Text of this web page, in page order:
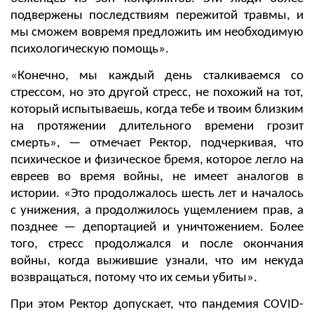
подвержены последствиям пережитой травмы, и
мы сможем вовремя предложить им необходимую
психологическую помощь».
«Конечно, мы каждый день сталкиваемся со
стрессом, но это другой стресс, не похожий на тот,
который испытываешь, когда тебе и твоим близким
на протяжении длительного времени грозит
смерть», — отмечает Ректор, подчеркивая, что
психическое и физическое бремя, которое легло на
евреев во время войны, не имеет аналогов в
истории. «Это продолжалось шесть лет и началось
с унижения, а продолжилось ущемлением прав, а
позднее — депортацией и уничтожением. Более
того, стресс продолжался и после окончания
войны, когда выжившие узнали, что им некуда
возвращаться, потому что их семьи убиты».
При этом Ректор допускает, что пандемия COVID-